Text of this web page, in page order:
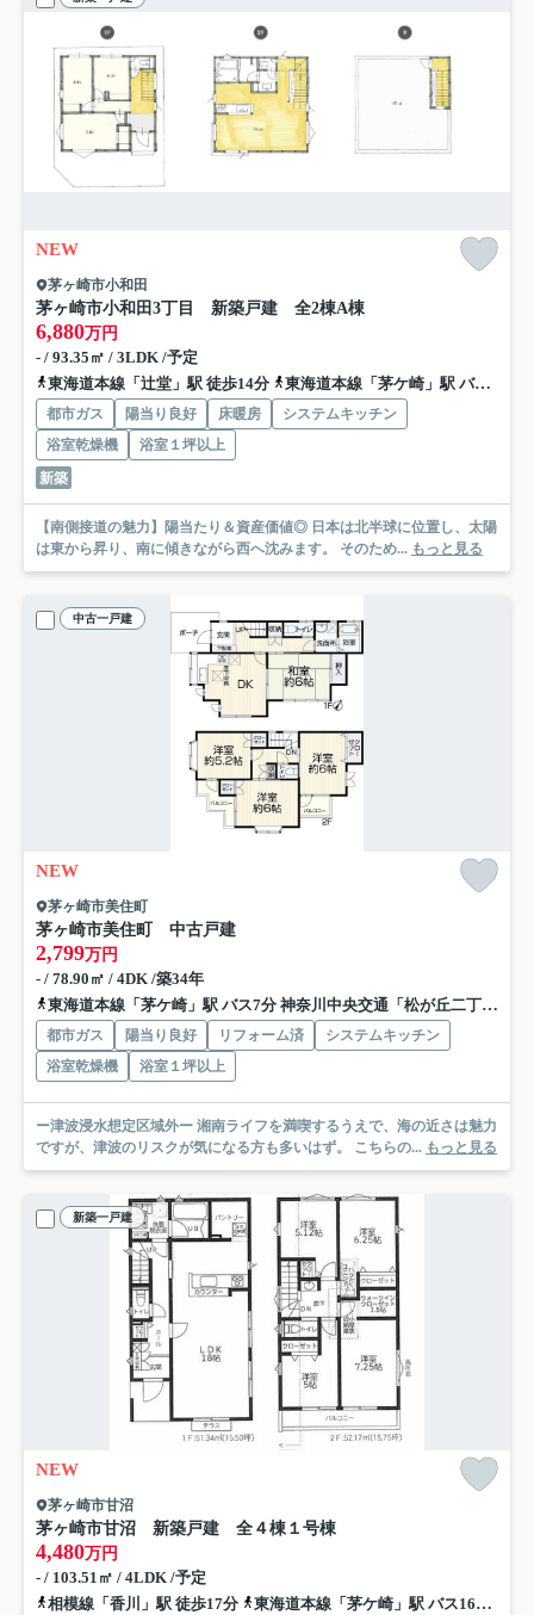
NEW
茅ヶ崎市小和田
茅ヶ崎市小和田3丁目 新築戸建 全2棟A棟
6,880万円
- / 93.35㎡ / 3LDK /予定
東海道本線「辻堂」駅 徒歩14分
東海道本線「茅ケ崎」駅 バス25分 神奈川中央交通「小和田小学校」 停歩3分
都市ガス 陽当り良好 床暖房
システムキッチン
浴室乾燥機
浴室１坪以上
新築
【南側接道の魅力】陽当たり＆資産価値◎ 日本は北半球に位置し、太陽
は東から昇り、南に傾きながら西へ沈みます。 そのため... もっと見る
中古一戸建
NEW
茅ヶ崎市美住町
茅ヶ崎市美住町 中古戸建
2,799万円
- / 78.90㎡ / 4DK /築34年
東海道本線「茅ケ崎」駅 バス7分 神奈川中央交通「松が丘二丁目北」 停歩3分
都市ガス 陽当り良好 リフォーム済
システムキッチン
浴室乾燥機
浴室１坪以上
ー津波浸水想定区域外ー 湘南ライフを満喫するうえで、海の近さは魅力
ですが、津波のリスクが気になる方も多いはず。 こちらの... もっと見る
新築一戸建
NEW
茅ヶ崎市甘沼
茅ヶ崎市甘沼 新築戸建 全４棟 １号棟
4,480万円
- / 103.51㎡ / 4LDK /予定
相模線「香川」駅 徒歩17分
東海道本線「茅ケ崎」駅 バス16分 神奈川中央交通「松風台」 停歩5分